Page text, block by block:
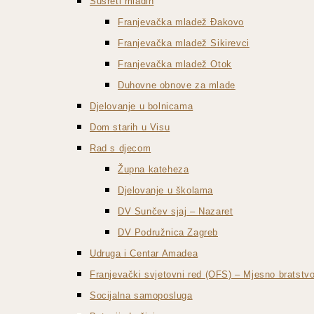
Franjevačka mladež Đakovo
Franjevačka mladež Sikirevci
Franjevačka mladež Otok
Duhovne obnove za mlade
Djelovanje u bolnicama
Dom starih u Visu
Rad s djecom
Župna kateheza
Djelovanje u školama
DV Sunčev sjaj – Nazaret
DV Podružnica Zagreb
Udruga i Centar Amadea
Franjevački svjetovni red (OFS) – Mjesno
Socijalna samoposluga